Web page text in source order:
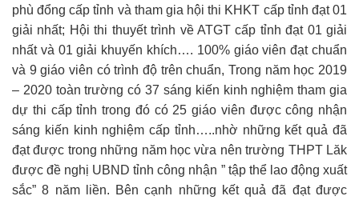
phù đổng cấp tỉnh và tham gia hội thi KHKT cấp tỉnh đạt 01
giải nhất; Hội thi thuyết trình về ATGT cấp tỉnh đạt 01 giải
nhất và 01 giải khuyến khích…. 100% giáo viên đạt chuẩn
và 9 giáo viên có trình độ trên chuẩn, Trong năm học 2019
– 2020 toàn trường có 37 sáng kiến kinh nghiệm tham gia
dự thi cấp tỉnh trong đó có 25 giáo viên được công nhận
sáng kiến kinh nghiệm cấp tỉnh…..nhờ những kết quả đã
đạt được trong những năm học vừa nên trường THPT Lăk
được đề nghị UBND tỉnh công nhận ” tập thể lao động xuất
sắc” 8 năm liền. Bên cạnh những kết quả đã đạt được